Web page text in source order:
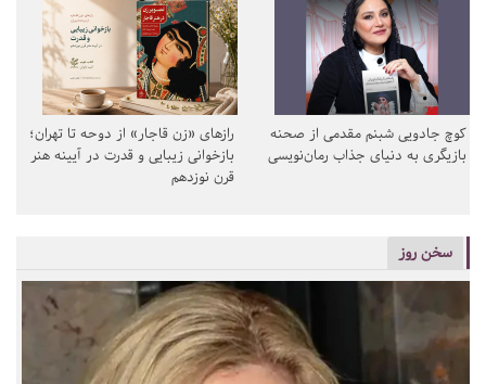
کوچ جادویی شبنم مقدمی از صحنه
بازیگری به دنیای جذاب رمان‌نویسی
رازهای «زن قاجار» از دوحه تا تهران؛
بازخوانی زیبایی و قدرت در آیینه هنر
قرن نوزدهم
سخن روز